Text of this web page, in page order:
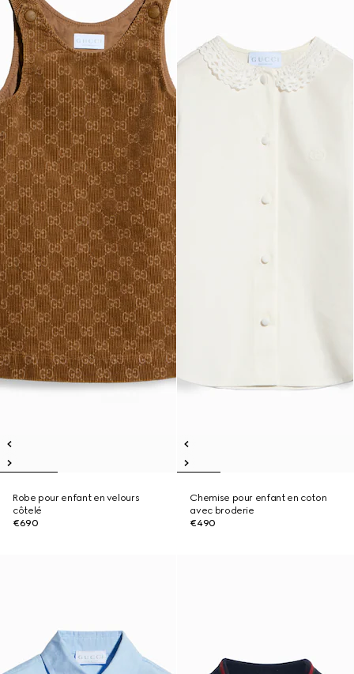
Robe pour enfant en velours
côtelé
€690
Chemise pour enfant en coton
avec broderie
€490